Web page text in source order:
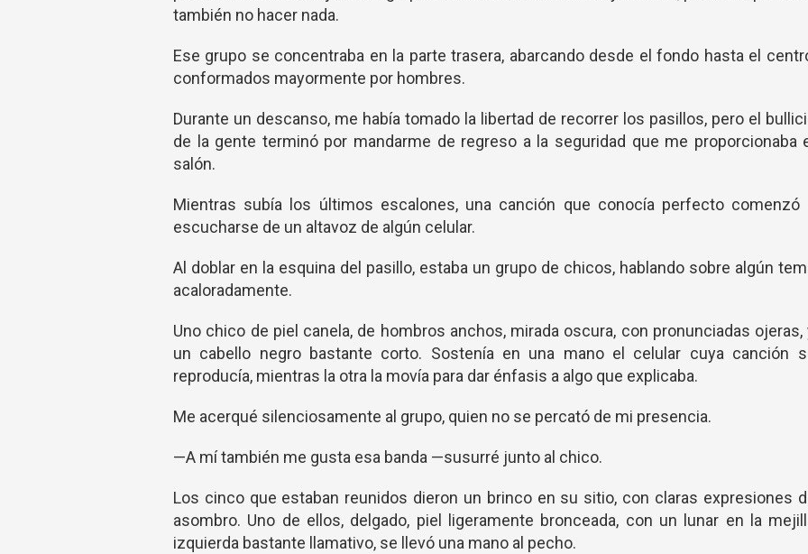
también no hacer nada.
Ese grupo se concentraba en la parte trasera, abarcando desde el fondo hasta el
conformados mayormente por hombres.
Durante un descanso, me había tomado la libertad de recorrer los pasillos, pero el
de la gente terminó por mandarme de regreso a la seguridad que me proporcionaba
salón.
Mientras subía los últimos escalones, una canción que conocía perfecto comenzó
escucharse de un altavoz de algún celular.
Al doblar en la esquina del pasillo, estaba un grupo de chicos, hablando sobre algún
acaloradamente.
Uno chico de piel canela, de hombros anchos, mirada oscura, con pronunciadas ojeras,
un cabello negro bastante corto. Sostenía en una mano el celular cuya canción
reproducía, mientras la otra la movía para dar énfasis a algo que explicaba.
Me acerqué silenciosamente al grupo, quien no se percató de mi presencia.
—A mí también me gusta esa banda —susurré junto al chico.
Los cinco que estaban reunidos dieron un brinco en su sitio, con claras expresiones
asombro. Uno de ellos, delgado, piel ligeramente bronceada, con un lunar en la
izquierda bastante llamativo, se llevó una mano al pecho.